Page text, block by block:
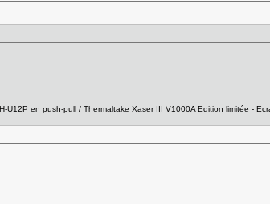
en push-pull / Thermaltake Xaser III V1000A Edition limitée -